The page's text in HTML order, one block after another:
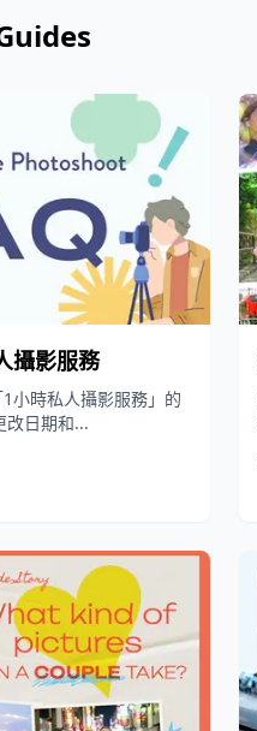
攝影服務
小時私人攝影服務」的
改日期和...